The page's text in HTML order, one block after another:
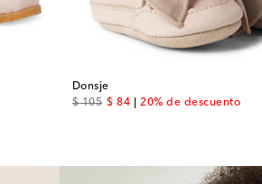
Donsje
$ 105
original price
$ 84
discount price
20% de descuento